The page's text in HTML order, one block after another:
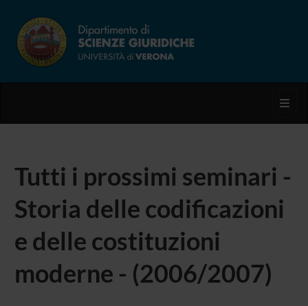
Tutti i prossimi seminari -
Storia delle codificazioni
e delle costituzioni
moderne - (2006/2007)